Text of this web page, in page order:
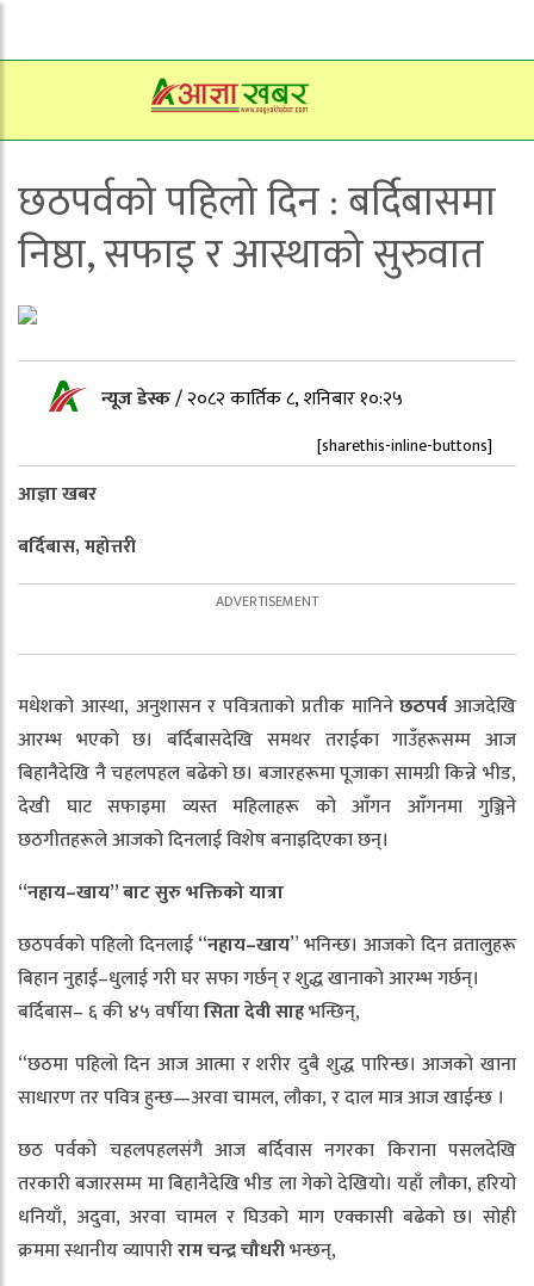
छठपर्वको पहिलो दिन : बर्दिबासमा
निष्ठा, सफाइ र आस्थाको सुरुवात
न्यूज डेस्क/२०८२ कार्तिक ८, शनिबार १०:२५
[sharethis-inline-buttons]
आज्ञाखबर
बर्दिबास,महोत्तरी
मधेशको आस्था, अनुशासन र पवित्रताको प्रतीक मानिनेछठपर्वआजदेखि
आरम्भ भएको छ। बर्दिबासदेखि समथर तराईका गाउँहरूसम्म आज
बिहानैदेखि नै चहलपहल बढेको छ। बजारहरूमा पूजाका सामग्री किन्ने भीड,
देखी घाट सफाइमा व्यस्त महिलाहरू को आँगन आँगनमा गुञ्जिने
छठगीतहरूले आजको दिनलाई विशेष बनाइदिएका छन्।
“नहाय–खाय”बाटसुरुभक्तिकोयात्रा
छठपर्वको पहिलो दिनलाई “नहाय–खाय” भनिन्छ। आजको दिन व्रतालुहरू
बिहान नुहाई–धुलाई गरी घर सफा गर्छन् र शुद्ध खानाको आरम्भ गर्छन्।
बर्दिबास– ६ की ४५ वर्षीयासितादेवीसाहभन्छिन्,
“छठमा पहिलो दिन आज आत्मा र शरीर दुबै शुद्ध पारिन्छ। आजको खाना
साधारण तर पवित्र हुन्छ—अरवा चामल, लौका, र दाल मात्र आज खाईन्छ ।
छठ पर्वको चहलपहलसंगै आज बर्दिवास नगरका किराना पसलदेखि
तरकारी बजारसम्म मा बिहानैदेखि भीड ला गेको देखियो। यहाँ लौका, हरियो
धनियाँ, अदुवा, अरवा चामल र घिउको माग एक्कासी बढेको छ। सोही
क्रममा स्थानीय व्यापारीरामचन्द्र चौधरीभन्छन्,